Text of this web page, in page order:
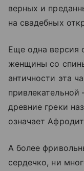
верных и
на свадебных
Еще одна версия
женщины со
античности эта
древние греки
означает
А более
сердечко, ни